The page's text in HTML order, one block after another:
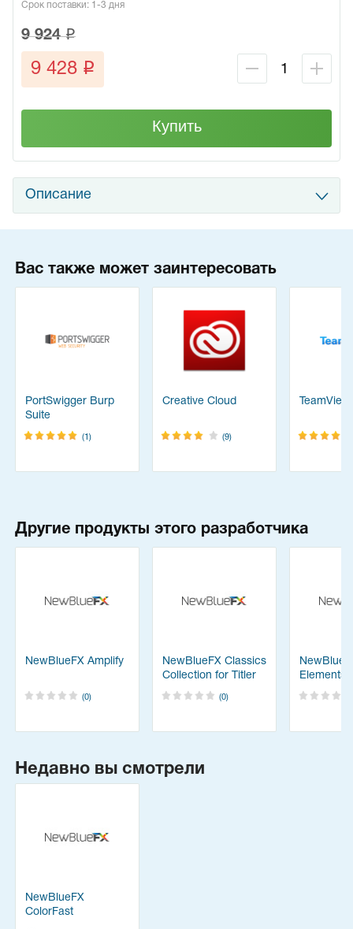
Срок поставки: 1-3 дня
9 924q
9 428 q
Купить
Описание
Вас также может заинтересовать
PortSwigger Burp
Suite
(1)
Creative Cloud
(9)
Другие продукты этого разработчика
NewBlueFX Amplify
(0)
NewBlueFX Classics
Collection for Titler
Pro
(0)
Elements
Недавно вы смотрели
NewBlueFX
ColorFast